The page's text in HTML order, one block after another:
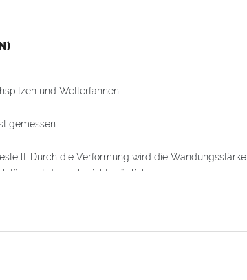
und Wetterfahnen.
gemessen.
Durch die Verformung wird die Wandungsstärke
ist deshalb nicht möglich.
Kugeln werden entweder stumpf zusammengelötet
eine Innenseite der Halbkugel auflöten, dann die